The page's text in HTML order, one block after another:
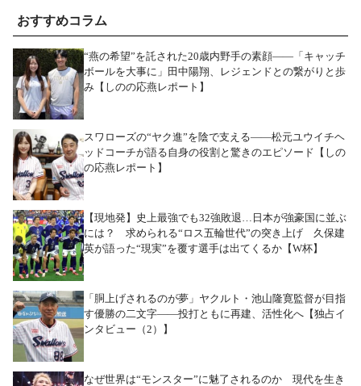
おすすめコラム
“燕の希望”を託された20歳内野手の素顔――「キャッチ
ボールを大事に」田中陽翔、レジェンドとの繋がりと歩
み【しのの応燕レポート】
スワローズの“ヤク進”を陰で支える――松元ユウイチヘ
ッドコーチが語る自身の役割と驚きのエピソード【しの
の応燕レポート】
【現地発】史上最強でも32強敗退…日本が強豪国に並ぶ
には？ 求められる“ロス五輪世代”の突き上げ 久保建
英が語った“現実”を覆す選手は出てくるか【W杯】
「胴上げされるのが夢」ヤクルト・池山隆寛監督が目指
す優勝の二文字――投打ともに再建、活性化へ【独占イ
ンタビュー（2）】
なぜ世界は“モンスター”に魅了されるのか 現代を生き